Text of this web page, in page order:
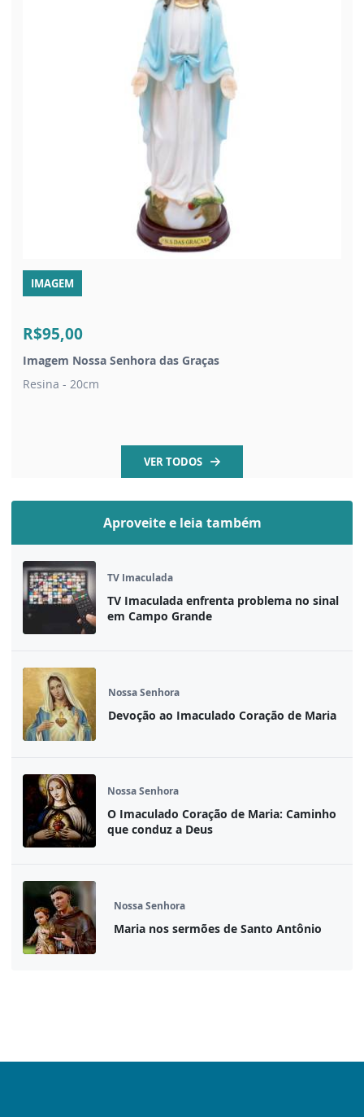
IMAGEM
R$95,00
Imagem Nossa Senhora das Graças
Resina - 20cm
VER TODOS
Aproveite e leia também
TV Imaculada
TV Imaculada enfrenta problema no sinal
em Campo Grande
Nossa Senhora
Devoção ao Imaculado Coração de Maria
Nossa Senhora
O Imaculado Coração de Maria: Caminho
que conduz a Deus
Nossa Senhora
Maria nos sermões de Santo Antônio